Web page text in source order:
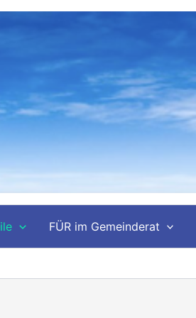
FÜR im Gemeinderat